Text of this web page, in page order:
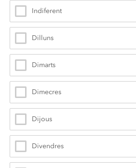
Indiferent
Dilluns
Dimarts
Dimecres
Dijous
Divendres